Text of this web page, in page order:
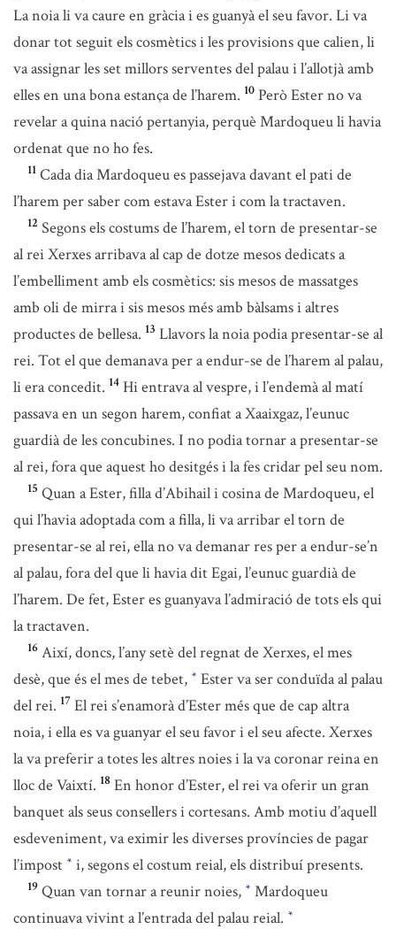
La noia li va caure en gràcia i es guanyà el seu favor. Li va
donar tot seguit els cosmètics i les provisions que calien, li
va assignar les set millors serventes del palau i l’allotjà amb
elles en una bona estança de l’harem. 10 Però Ester no va
revelar a quina nació pertanyia, perquè Mardoqueu li havia
ordenat que no ho fes.
11 Cada dia Mardoqueu es passejava davant el pati de
l’harem per saber com estava Ester i com la tractaven.
12 Segons els costums de l’harem, el torn de presentar-se
al rei Xerxes arribava al cap de dotze mesos dedicats a
l’embelliment amb els cosmètics: sis mesos de massatges
amb oli de mirra i sis mesos més amb bàlsams i altres
productes de bellesa. 13 Llavors la noia podia presentar-se al
rei. Tot el que demanava per a endur-se de l’harem al palau,
li era concedit. 14 Hi entrava al vespre, i l’endemà al matí
passava en un segon harem, confiat a Xaaixgaz, l’eunuc
guardià de les concubines. I no podia tornar a presentar-se
al rei, fora que aquest ho desitgés i la fes cridar pel seu nom.
15 Quan a Ester, filla d’Abihail i cosina de Mardoqueu, el
qui l’havia adoptada com a filla, li va arribar el torn de
presentar-se al rei, ella no va demanar res per a endur-se’n
al palau, fora del que li havia dit Egai, l’eunuc guardià de
l’harem. De fet, Ester es guanyava l’admiració de tots els qui
la tractaven.
16 Així, doncs, l’any setè del regnat de Xerxes, el mes
desè, que és el mes de tebet, * Ester va ser conduïda al palau
del rei. 17 El rei s’enamorà d’Ester més que de cap altra
noia, i ella es va guanyar el seu favor i el seu afecte. Xerxes
la va preferir a totes les altres noies i la va coronar reina en
lloc de Vaixtí. 18 En honor d’Ester, el rei va oferir un gran
banquet als seus consellers i cortesans. Amb motiu d’aquell
esdeveniment, va eximir les diverses províncies de pagar
l’impost * i, segons el costum reial, els distribuí presents.
19 Quan van tornar a reunir noies, * Mardoqueu
continuava vivint a l’entrada del palau reial. *